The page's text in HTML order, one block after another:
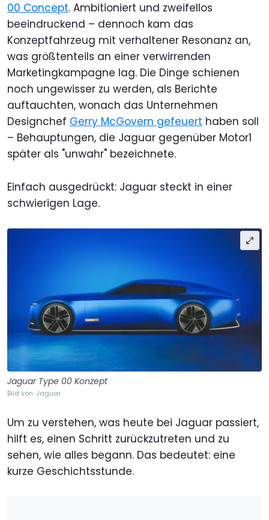
00 Concept. Ambitioniert und zweifellos
beeindruckend – dennoch kam das
Konzeptfahrzeug mit verhaltener Resonanz an,
was größtenteils an einer verwirrenden
Marketingkampagne lag. Die Dinge schienen
noch ungewisser zu werden, als Berichte
auftauchten, wonach das Unternehmen
Designchef Gerry McGovern gefeuert haben soll
– Behauptungen, die Jaguar gegenüber Motor1
später als "unwahr" bezeichnete.
Einfach ausgedrückt: Jaguar steckt in einer
schwierigen Lage.
Jaguar Type 00 Konzept
Bild von: Jaguar
Um zu verstehen, was heute bei Jaguar passiert,
hilft es, einen Schritt zurückzutreten und zu
sehen, wie alles begann. Das bedeutet: eine
kurze Geschichtsstunde.